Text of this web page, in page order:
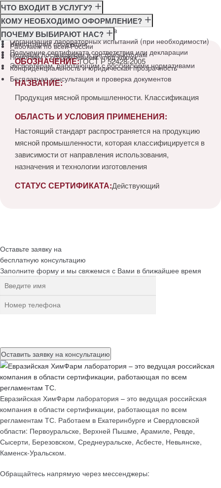
ЧТО ВХОДИТ В УСЛУГУ?
Консультация по требованиям ГОСТ
Подготовка и подача документов
Организация лабораторных испытаний (при необходимости)
Получение сертификата соответствия или декларации
КОМУ НЕОБХОДИМО ОФОРМЛЕНИЕ?
Производителям
Импортёрам продукции
Оптовым поставщикам и дистрибьюторам
Экспортёрам, работающим с российскими нормативами
ПОЧЕМУ ВЫБИРАЮТ НАС?
Работаем по всей России
Помогаем с оформлением «под ключ»
Конфиденциальность и юридическая прозрачность
Бесплатная консультация и проверка документов
ОБОЗНАЧЕНИЕ:ГОСТ Р 52428-2005
НАЗВАНИЕ:
Продукция мясной промышленности. Классификация
ОБЛАСТЬ И УСЛОВИЯ ПРИМЕНЕНИЯ:
Настоящий стандарт распространяется на продукцию
мясной промышленности, которая классифицируется в
зависимости от направления использования,
назначения и технологии изготовления
СТАТУС СЕРТИФИКАТА:Действующий
Оставьте заявку на
бесплатную консультацию
Заполните форму и мы свяжемся с Вами в ближайшее время
Евразийская ХимФарм лаборатория – это ведущая российская
компания в области сертификации, работающая по всем
регламентам ТС. Работаем в Екатеринбурге и Свердловской
области: Первоуральске, Верхней Пышме, Арамиле, Ревде,
Сысерти, Березовском, Среднеуральске, Асбесте, Невьянске,
Каменск-Уральском.
Обращайтесь напрямую через мессенджеры: